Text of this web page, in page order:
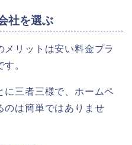
社を選ぶ
メリットは安い料金プラ
。
に三者三様で、ホームペ
のは簡単ではありませ